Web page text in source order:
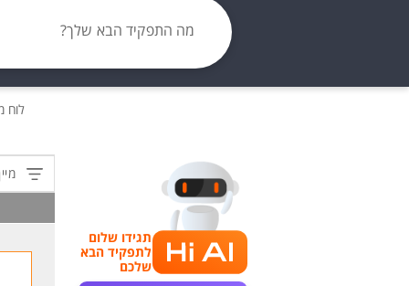
מה התפקיד הבא שלך?
לוח
תגידו שלום
לתפקיד הבא
שלכם